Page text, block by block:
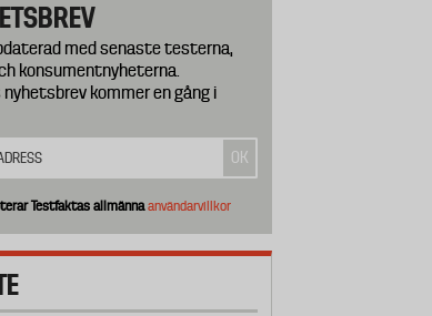
med senaste testerna,
konsumentnyheterna.
kommer en gång i
Testfaktas allmännaanvändarvillkor